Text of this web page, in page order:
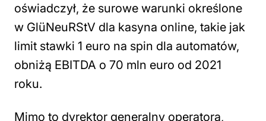
oświadczył, że surowe warunki określone
w GlüNeuRStV dla kasyna online, takie jak
limit stawki 1 euro na spin dla automatów,
obniżą EBITDA o 70 mln euro od 2021
roku.
Mimo to dyrektor generalny operatora,